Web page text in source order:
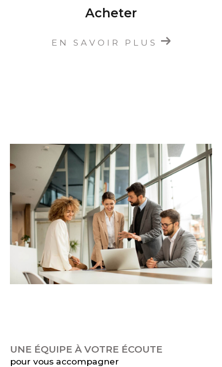
Acheter
EN SAVOIR PLUS
UNE ÉQUIPE À VOTRE ÉCOUTE
pour vous accompagner